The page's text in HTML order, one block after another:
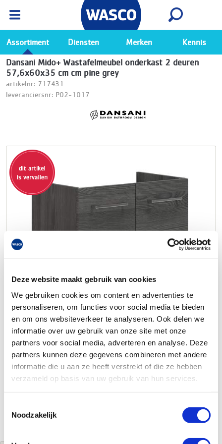
Deze website maakt gebruik van cookies
We gebruiken cookies om content en advertenties te
personaliseren, om functies voor social media te bieden
en om ons websiteverkeer te analyseren. Ook delen we
informatie over uw gebruik van onze site met onze
partners voor social media, adverteren en analyse. Deze
partners kunnen deze gegevens combineren met andere
informatie die u aan ze heeft verstrekt of die ze hebben
verzameld op basis van uw gebruik van hun services.
Noodzakelijk
Ga naar de Wasco app
Bekijk
Assortiment Diensten Merken Kennis
Dansani Mido+ Wastafelmeubel onderkast 2 deuren
57,6x60x35 cm cm pine grey
artikelnr: 717431
leveranciersnr: P02-1017